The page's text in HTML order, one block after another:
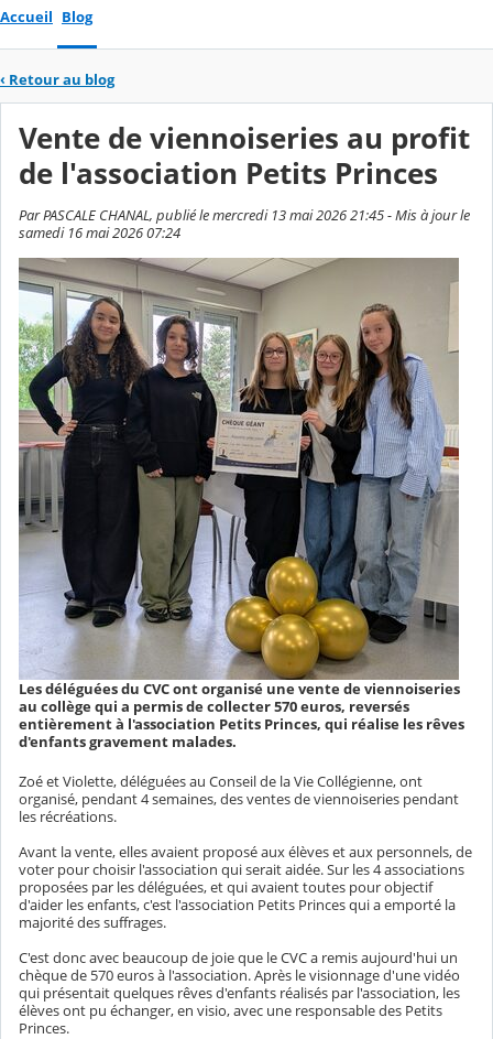
Accueil Blog
‹ Retour au blog
Vente de viennoiseries au profit
de l'association Petits Princes
Par PASCALE CHANAL, publié le mercredi 13 mai 2026 21:45 - Mis à jour le
samedi 16 mai 2026 07:24
Les déléguées du CVC ont organisé une vente de viennoiseries
au collège qui a permis de collecter 570 euros, reversés
entièrement à l'association Petits Princes, qui réalise les rêves
d'enfants gravement malades.
Zoé et Violette, déléguées au Conseil de la Vie Collégienne, ont
organisé, pendant 4 semaines, des ventes de viennoiseries pendant
les récréations.
Avant la vente, elles avaient proposé aux élèves et aux personnels, de
voter pour choisir l'association qui serait aidée. Sur les 4 associations
proposées par les déléguées, et qui avaient toutes pour objectif
d'aider les enfants, c'est l'association Petits Princes qui a emporté la
majorité des suffrages.
C'est donc avec beaucoup de joie que le CVC a remis aujourd'hui un
chèque de 570 euros à l'association. Après le visionnage d'une vidéo
qui présentait quelques rêves d'enfants réalisés par l'association, les
élèves ont pu échanger, en visio, avec une responsable des Petits
Princes.